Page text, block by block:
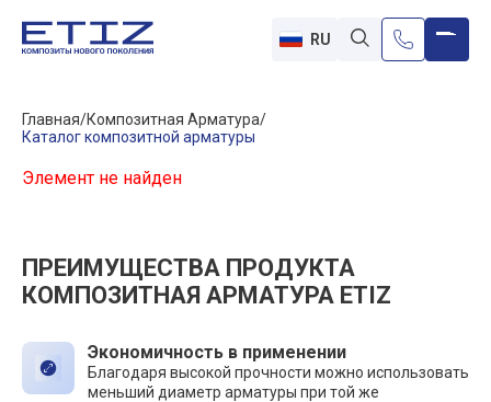
RU
Главная Композитная Арматура
Каталог композитной арматуры
Элемент не найден
ПРЕИМУЩЕСТВА ПРОДУКТА
КОМПОЗИТНАЯ АРМАТУРА ETIZ
Экономичность в применении
Благодаря высокой прочности можно использовать
меньший диаметр арматуры при той же